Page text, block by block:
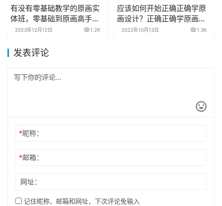
有没有零基础教学的原画实
体班，零基础到原画高手都
在看！
2023年12月12日 1.2K
应该如何开始正确正确学原
画设计？正确正确学原画设
计入门技巧！
2022年10月13日 1.3K
发表评论
*昵称：
*邮箱：
网址：
记住昵称、邮箱和网址，下次评论免输入